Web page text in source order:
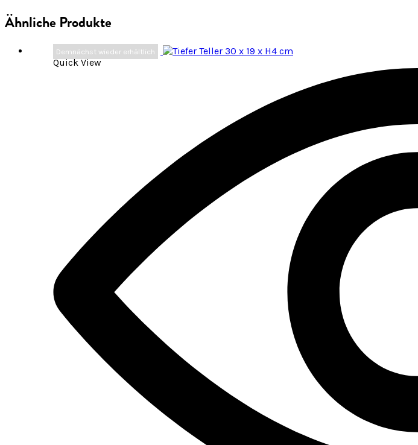
Ähnliche Produkte
Demnächst wieder erhältlich
Quick View